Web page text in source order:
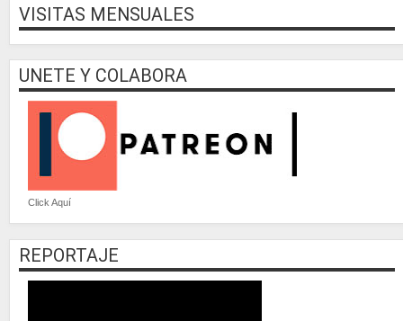
VISITAS MENSUALES
UNETE Y COLABORA
Click Aquí
REPORTAJE